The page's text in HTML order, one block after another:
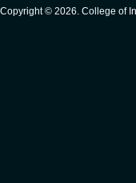
Copyright © 2026. College of